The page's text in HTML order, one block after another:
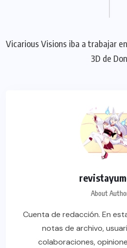
Vicarious Visions iba a trabajar
3D de
About
Cuenta de redacción. En
notas de archivo,
colaboraciones,